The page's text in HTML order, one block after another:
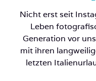
Nicht erst seit
Leben
Generation vor
mit ihren
letzten